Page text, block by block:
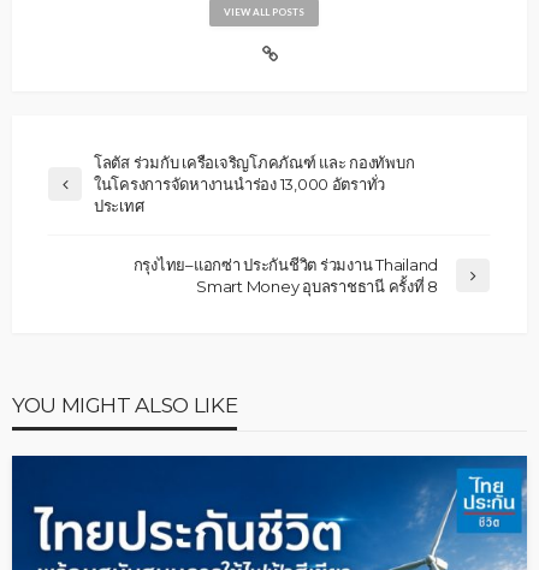
VIEW ALL POSTS
โลตัส ร่วมกับ เครือเจริญโภคภัณฑ์ และ กองทัพบก
ในโครงการจัดหางานนำร่อง 13,000 อัตราทั่ว
ประเทศ
กรุงไทย–แอกซ่า ประกันชีวิต ร่วมงาน Thailand
Smart Money อุบลราชธานี ครั้งที่ 8
YOU MIGHT ALSO LIKE